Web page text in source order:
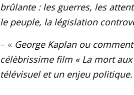
brûlante : les guerres, les
le peuple, la législation
– « George Kaplan ou
célèbrissime film « La mort
télévisuel et un enjeu politique.